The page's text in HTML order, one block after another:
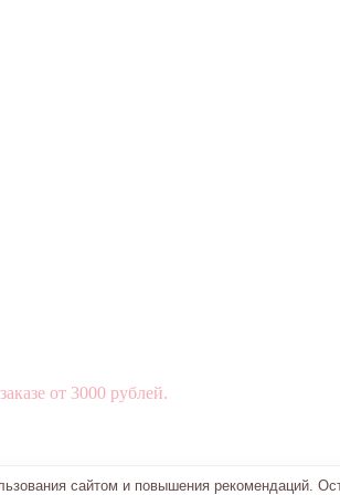
от 3000 рублей.
сайтом и повышения рекомендаций.